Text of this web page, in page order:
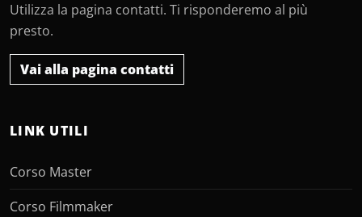
Utilizza la pagina contatti. Ti risponderemo al più
presto.
Vai alla pagina contatti
LINK UTILI
Corso Master
Corso Filmmaker